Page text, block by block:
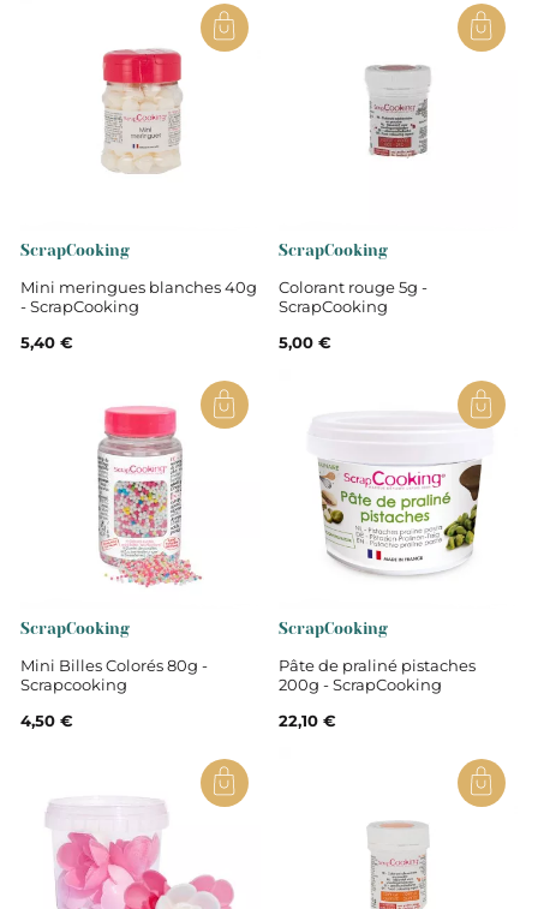
ScrapCooking
Mini meringues blanches 40g
- ScrapCooking
5,40 €
ScrapCooking
Colorant rouge 5g -
ScrapCooking
5,00 €
ScrapCooking
Mini Billes Colorés 80g -
Scrapcooking
4,50 €
ScrapCooking
Pâte de praliné pistaches
200g - ScrapCooking
22,10 €